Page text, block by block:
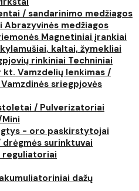
/ sandarinimo medžiagos
Abrazyvinės medžiagos
Magnetiniai įrankiai
kaltai, žymekliai
rinkiniai Techniniai
kt. Vamzdelių lenkimas /
Vamzdinės sriegpjovės
/ Pulverizatoriai
Mini
- oro paskirstytojai
surinktuvai
reguliatoriai
dažų